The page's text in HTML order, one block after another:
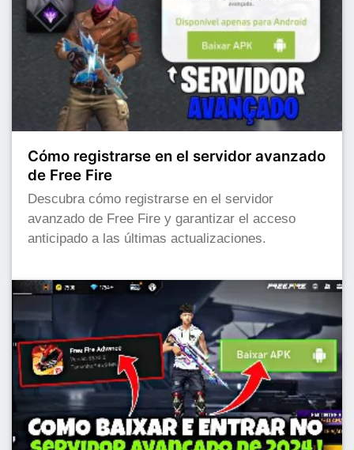
Cómo registrarse en el servidor avanzado
de Free Fire
Descubra cómo registrarse en el servidor
avanzado de Free Fire y garantizar el acceso
anticipado a las últimas actualizaciones.